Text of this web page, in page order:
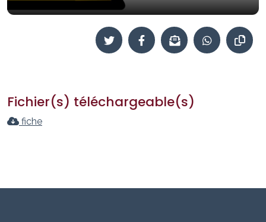
Fichier(s) téléchargeable(s)
fiche